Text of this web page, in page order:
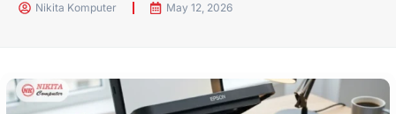
Nikita Komputer May 12, 2026